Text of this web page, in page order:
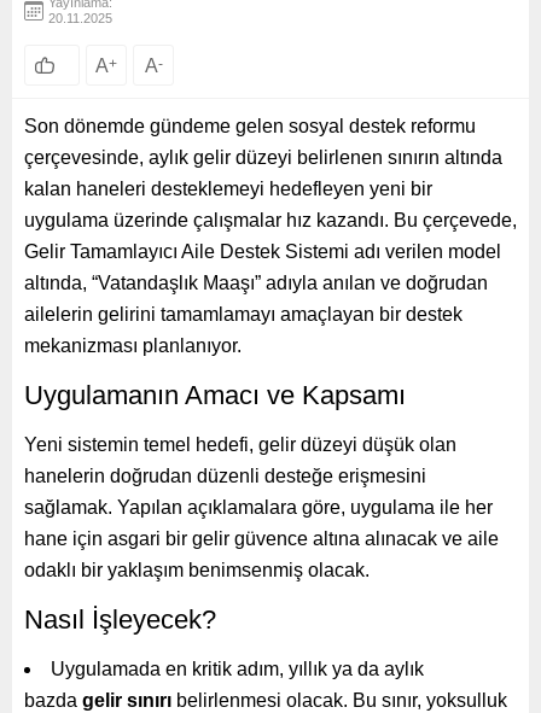
20.11.2025
A+ A-
Son dönemde gündeme gelen sosyal destek reformu
çerçevesinde, aylık gelir düzeyi belirlenen sınırın altında
kalan haneleri desteklemeyi hedefleyen yeni bir
uygulama üzerinde çalışmalar hız kazandı. Bu çerçevede,
Gelir Tamamlayıcı Aile Destek Sistemi adı verilen model
altında, “Vatandaşlık Maaşı” adıyla anılan ve doğrudan
ailelerin gelirini tamamlamayı amaçlayan bir destek
mekanizması planlanıyor.
Uygulamanın Amacı ve Kapsamı
Yeni sistemin temel hedefi, gelir düzeyi düşük olan
hanelerin doğrudan düzenli desteğe erişmesini
sağlamak. Yapılan açıklamalara göre, uygulama ile her
hane için asgari bir gelir güvence altına alınacak ve aile
odaklı bir yaklaşım benimsenmiş olacak.
Nasıl İşleyecek?
Uygulamada en kritik adım, yıllık ya da aylık
bazda gelir sınırı belirlenmesi olacak. Bu sınır, yoksulluk